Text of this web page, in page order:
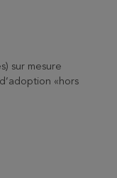
sur mesure
«hors